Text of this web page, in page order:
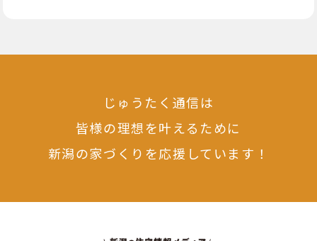
じゅうたく通信は
皆様の理想を叶えるために
新潟の家づくりを応援しています！